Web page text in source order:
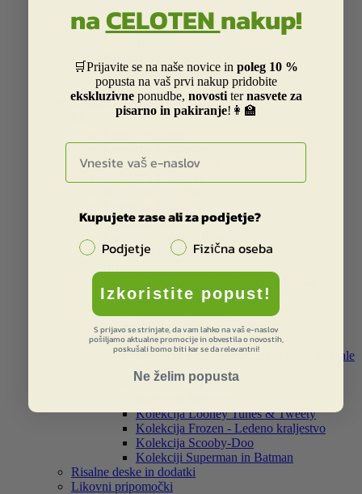

Deklice
Kolekcija ice age
Kolekcija Peak
Zvezki, bloki in pripomočki
Kolekcija Real Madrid
Kolekcija Smiley
Otroški in risani junaki
Kolekcija Minnie in Mickey mouse
Kolekcija Smrkci in Trolls
Kolekcija Cars
Kolekcija Spider-man
Kolekciji Super Hero girls in Rachael Hale
Kolekcija Soy Luna
Kolekcija Ice age
Kolekcija Looney Tunes & Tweety
Kolekcija Frozen - Ledeno kraljestvo
Kolekcija Scooby-Doo
Kolekciji Superman in Batman
Risalne deske in dodatki
Likovni pripomočki
naCELOTENnakup!
🛒Prijavite se na naše novice in poleg 10 %
popusta na vaš prvi nakup pridobite
ekskluzivneponudbe, novosti ternasvete za
pisarno in pakiranje!👩‍🏫
E-naslov
Kupujete zase ali za podjetje?
Podjetje
Fizična oseba
Izkoristite popust!
S prijavo se strinjate, da vam lahko na vaš e-naslov
pošiljamo aktualne promocije in obvestila o novostih,
poskušali bomo biti kar se da relevantni!
Ne želim popusta